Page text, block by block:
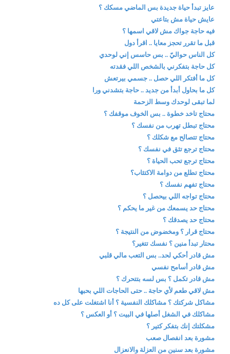
عايز تبدأ حياة جديدة بس الماضي مسكك ؟
عايش حياة مش بتاعتي
فيه حاجة جواك مش لاقي اسمها ؟
قبل ما تقرر تحجز معايا .. اقرأ دول
كل الناس حواليّ .. بس حاسس إني لوحدي
كل حاجة بتفكرني بالشخص اللي فقدته
كل ما أفتكر اللي حصل .. جسمي بيرتعش
كل ما بحاول أبدأ من جديد .. حاجة بتشدني ورا
لما تبقى لوحدك وسط الزحمة
محتاج تاخد خطوة .. بس الخوف موقفك ؟
محتاج تبطل تهرب من نفسك ؟
محتاج تتصالح مع شكلك ؟
محتاج ترجع تثق في نفسك ؟
محتاج ترجع تحب الحياة ؟
محتاج تطلع من دوامة الاكتئاب؟
محتاج تفهم نفسك ؟
محتاج تواجه اللي بيحصل ؟
محتاج حد يسمعك من غير ما يحكم ؟
محتاج حد يصدقك ؟
محتاج قرار ؟ ومخضوض من النتيجة ؟
محتار تبدأ منين ؟ نفسك تتغير؟
مش قادر أحكي لحد.. بس التعب مالي قلبي
مش قادر أسامح نفسي
مش قادر تكمل ؟ بس لسه بتتحرك ؟
مش لاقي طعم لأي حاجة .. حتى الحاجات اللي بحبها
مشاكل شركتك ؟ مشاكلك النفسية ؟ أنا اشتغلت على كل ده
مشاكلك في الشغل أصلها في البيت ؟ أو العكس ؟
مشكلتك إنك بتفكر كتير ؟
مشورة بعد انفصال صعب
مشورة بعد سنين من العزلة والانعزال